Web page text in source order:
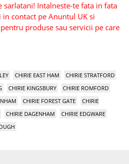
sarlatani! Intalneste-te fata in fata
contact pe Anuntul UK si
produse sau servicii pe care
CHIRIE EAST HAM
CHIRIE STRATFORD
CHIRIE KINGSBURY
CHIRIE ROMFORD
CHIRIE FOREST GATE
CHIRIE
CHIRIE DAGENHAM
CHIRIE EDGWARE